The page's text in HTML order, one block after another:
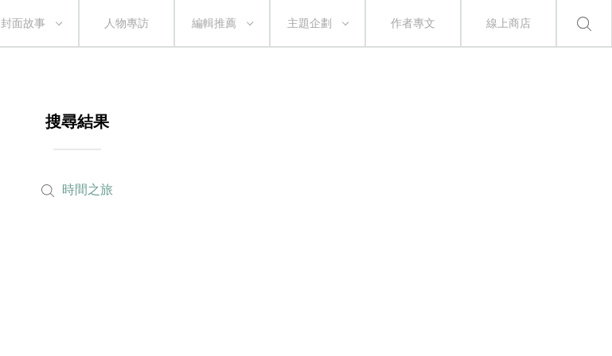
封面故事 人物專訪 編輯推薦 主題企劃 作者專文 線上商店
搜尋結果
時間之旅